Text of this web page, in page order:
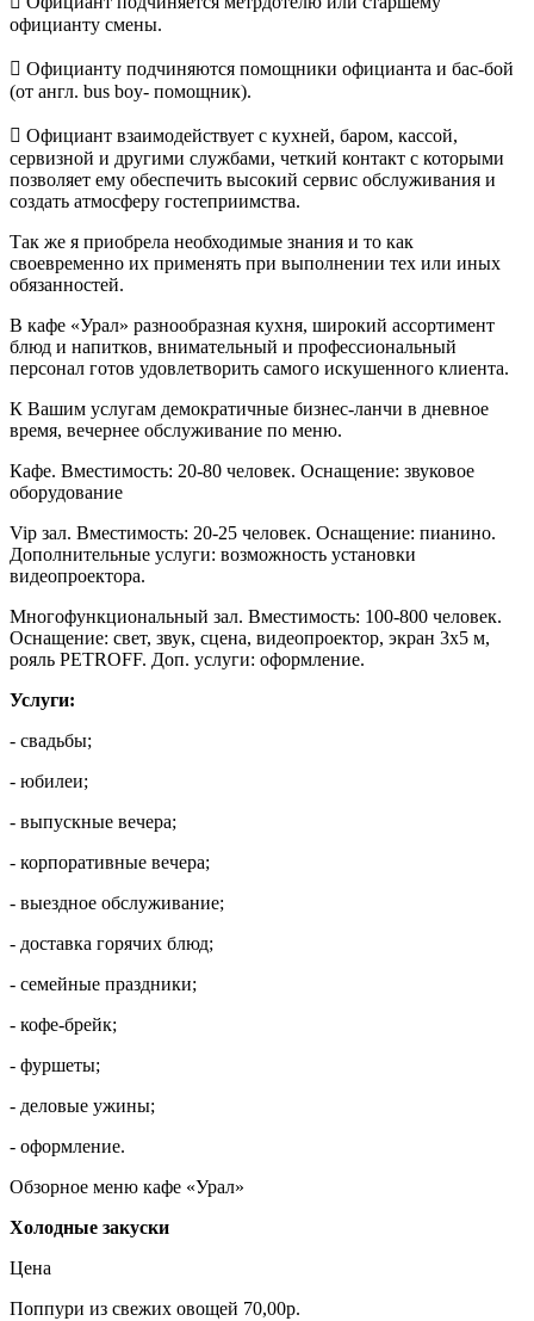
официанту смены.
 Официанту подчиняются помощники официанта и бас-бой
(от англ. bus boy- помощник).
 Официант взаимодействует с кухней, баром, кассой,
сервизной и другими службами, четкий контакт с которыми
позволяет ему обеспечить высокий сервис обслуживания и
создать атмосферу гостеприимства.
Так же я приобрела необходимые знания и то как
своевременно их применять при выполнении тех или иных
обязанностей.
В кафе «Урал» разнообразная кухня, широкий ассортимент
блюд и напитков, внимательный и профессиональный
персонал готов удовлетворить самого искушенного клиента.
К Вашим услугам демократичные бизнес-ланчи в дневное
время, вечернее обслуживание по меню.
Кафе. Вместимость: 20-80 человек. Оснащение: звуковое
оборудование
Vip зал. Вместимость: 20-25 человек. Оснащение: пианино.
Дополнительные услуги: возможность установки
видеопроектора.
Многофункциональный зал. Вместимость: 100-800 человек.
Оснащение: свет, звук, сцена, видеопроектор, экран 3х5 м,
рояль PETROFF. Доп. услуги: оформление.
Услуги:
- cвадьбы;
- юбилеи;
- выпускные вечера;
- корпоративные вечера;
- выездное обслуживание;
- доставка горячих блюд;
- семейные праздники;
- кофе-брейк;
- фуршеты;
- деловые ужины;
- оформление.
Обзорное меню кафе «Урал»
Холодные закуски
Цена
Поппури из свежих овощей 70,00р.